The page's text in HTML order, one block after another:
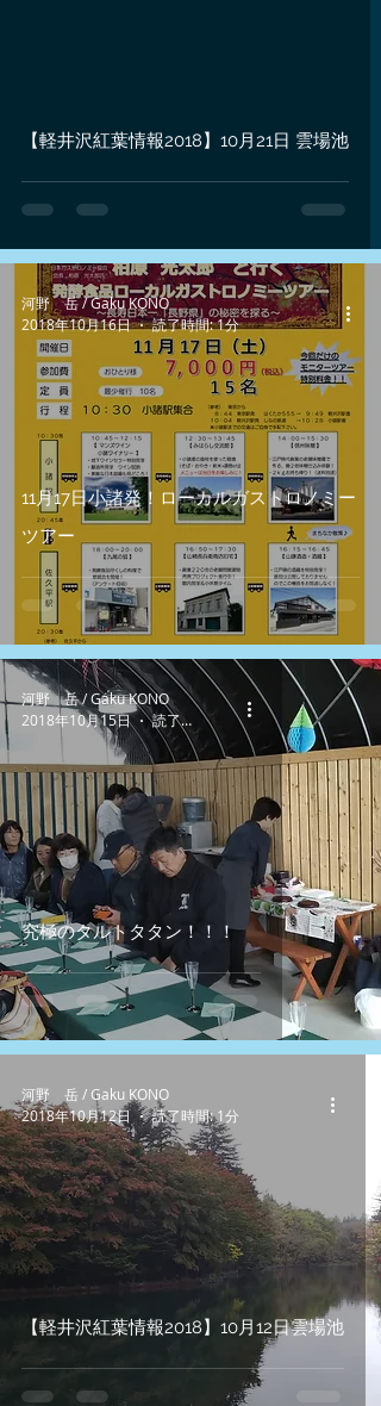
【軽井沢紅葉情報2018】10月21日 雲場池
11月17日小諸発！ローカルガストロノミー
ツアー
河野 岳 / Gaku KONO
2018年10月16日
読了時間: 1分
究極のタルトタタン！！！
河野 岳 / Gaku KONO
2018年10月15日
読了時間: 2分
【軽井沢紅葉情報2018】10月12日雲場池
河野 岳 / Gaku KONO
2018年10月12日
読了時間: 1分